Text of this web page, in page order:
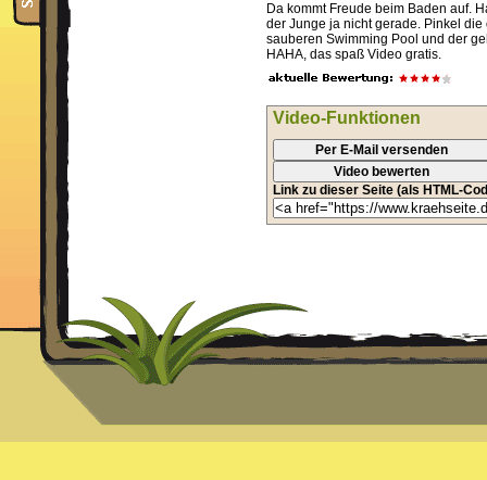
Da kommt Freude beim Baden auf.
der Junge ja nicht gerade. Pinkel
sauberen Swimming Pool und der
HAHA, das spaß Video gratis.
Video-Funktionen
Per E-Mail versenden
Video bewerten
Link zu dieser Seite (als HTML-